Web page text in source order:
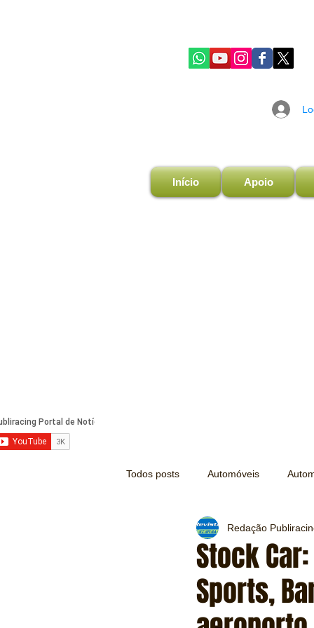
Início Apoio
Todos posts Automóveis
Turismo Lazer
Mecânica e Peças Segurança
Stock
Sports,
Redação